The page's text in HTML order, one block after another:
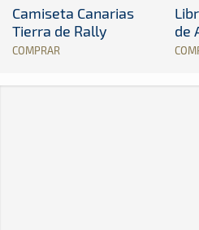
Camiseta Canarias
Tierra de Rally
COMPRAR
de